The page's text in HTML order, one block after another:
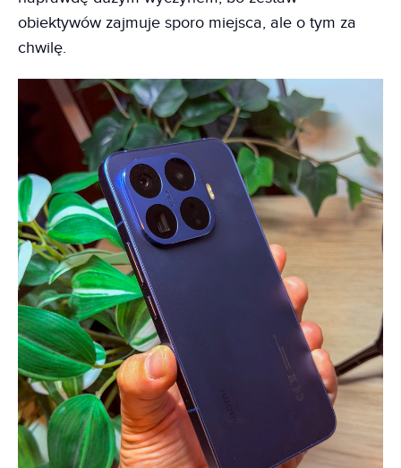
obiektywów zajmuje sporo miejsca, ale o tym za
chwilę.